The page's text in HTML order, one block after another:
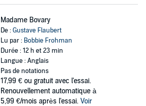
Madame Bovary
De :Gustave Flaubert
Lu par : Bobbie Frohman
Durée : 12 h et 23 min
Langue : Anglais
Pas de notations
17,99 € ou gratuit avec l'essai.
Renouvellement automatique à
5,99 €/mois après l'essai. Voir